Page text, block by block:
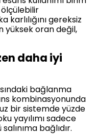
gereksiz
yüksek oran değil,
daha iyi
bağlanma
kombinasyonunda
bir sistemde yüzde
yayılımı sadece
bağlıdır.